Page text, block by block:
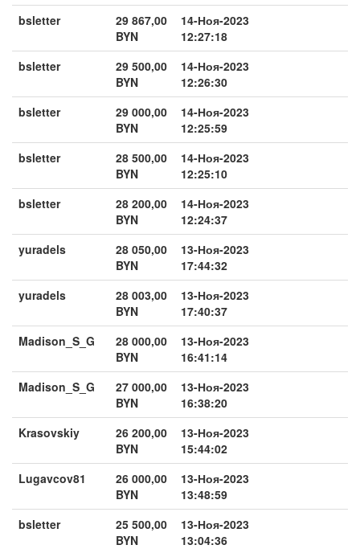
bsletter
29 867,00
BYN
14-Ноя-2023
12:27:18
bsletter
29 500,00
BYN
14-Ноя-2023
12:26:30
bsletter
29 000,00
BYN
14-Ноя-2023
12:25:59
bsletter
28 500,00
BYN
14-Ноя-2023
12:25:10
bsletter
28 200,00
BYN
14-Ноя-2023
12:24:37
yuradels
28 050,00
BYN
13-Ноя-2023
17:44:32
yuradels
28 003,00
BYN
13-Ноя-2023
17:40:37
Madison_S_G
28 000,00
BYN
13-Ноя-2023
16:41:14
Madison_S_G
27 000,00
BYN
13-Ноя-2023
16:38:20
Krasovskiy
26 200,00
BYN
13-Ноя-2023
15:44:02
Lugavcov81
26 000,00
BYN
13-Ноя-2023
13:48:59
bsletter
25 500,00
BYN
13-Ноя-2023
13:04:36